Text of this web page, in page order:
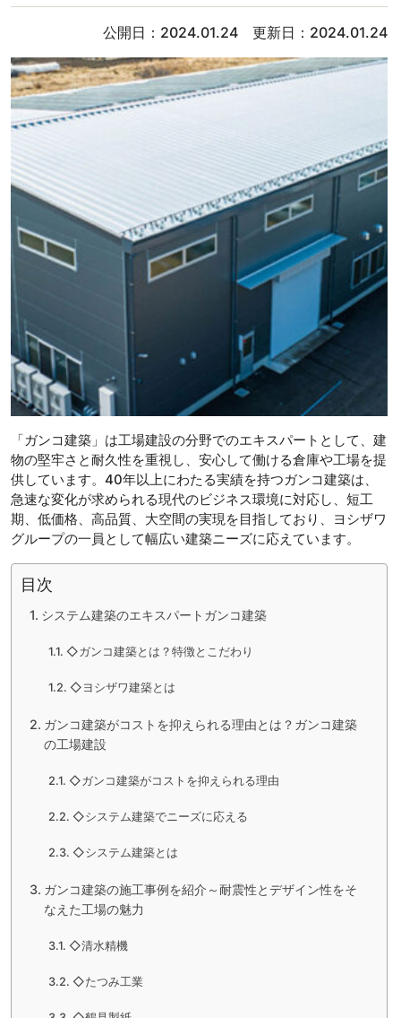
公開日：2024.01.24 更新日：2024.01.24
「ガンコ建築」は工場建設の分野でのエキスパートとして、建
物の堅牢さと耐久性を重視し、安心して働ける倉庫や工場を提
供しています。40年以上にわたる実績を持つガンコ建築は、
急速な変化が求められる現代のビジネス環境に対応し、短工
期、低価格、高品質、大空間の実現を目指しており、ヨシザワ
グループの一員として幅広い建築ニーズに応えています。
目次
システム建築のエキスパートガンコ建築
◇ガンコ建築とは？特徴とこだわり
◇ヨシザワ建築とは
ガンコ建築がコストを抑えられる理由とは？ガンコ建築
の工場建設
◇ガンコ建築がコストを抑えられる理由
◇システム建築でニーズに応える
◇システム建築とは
ガンコ建築の施工事例を紹介～耐震性とデザイン性をそ
なえた工場の魅力
◇清水精機
◇たつみ工業